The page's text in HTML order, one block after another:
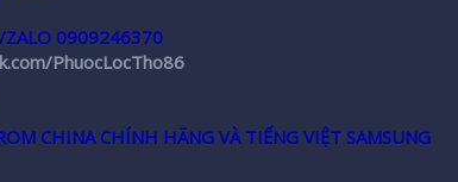
ZALO 0909246370
PhuocLocTho86
CHINA CHÍNH HÃNG VÀ TIẾNG VIỆT SAMSUNG